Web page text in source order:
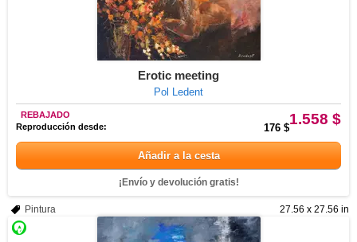
Erotic meeting
Pol Ledent
1.558 $
REBAJADO
Reproducción desde:
176 $
Añadir a la cesta
¡Envío y devolución gratis!
27.56 x 27.56 in
Pintura